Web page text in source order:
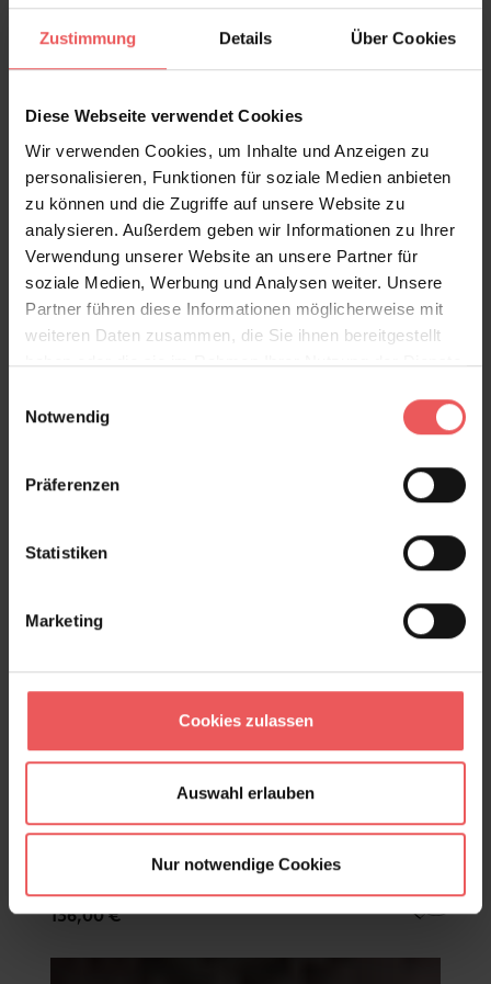
Zustimmung Details Über Cookies
Diese Webseite verwendet Cookies
Wir verwenden Cookies, um Inhalte und Anzeigen zu
personalisieren, Funktionen für soziale Medien anbieten
zu können und die Zugriffe auf unsere Website zu
analysieren. Außerdem geben wir Informationen zu Ihrer
Verwendung unserer Website an unsere Partner für
soziale Medien, Werbung und Analysen weiter. Unsere
Partner führen diese Informationen möglicherweise mit
weiteren Daten zusammen, die Sie ihnen bereitgestellt
haben oder die sie im Rahmen Ihrer Nutzung der Dienste
Notwendig
Präferenzen
Statistiken
Marketing
Cookies zulassen
Auswahl erlauben
Nur notwendige Cookies
FAQ Teilen!
Sie haben Fragen zum Produkt?
Frage stellen
+49 (0)221 932 81 82
Mask Coconut
136,00 €